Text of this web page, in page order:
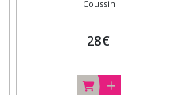
Champêtre
Coussin
28€